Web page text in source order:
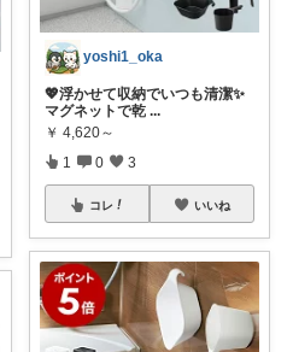
yoshi1_oka
💖浮かせて収納でいつも清潔✨
マグネットで乾 ...
￥ 4,620～
1 0 3
コレ いいね